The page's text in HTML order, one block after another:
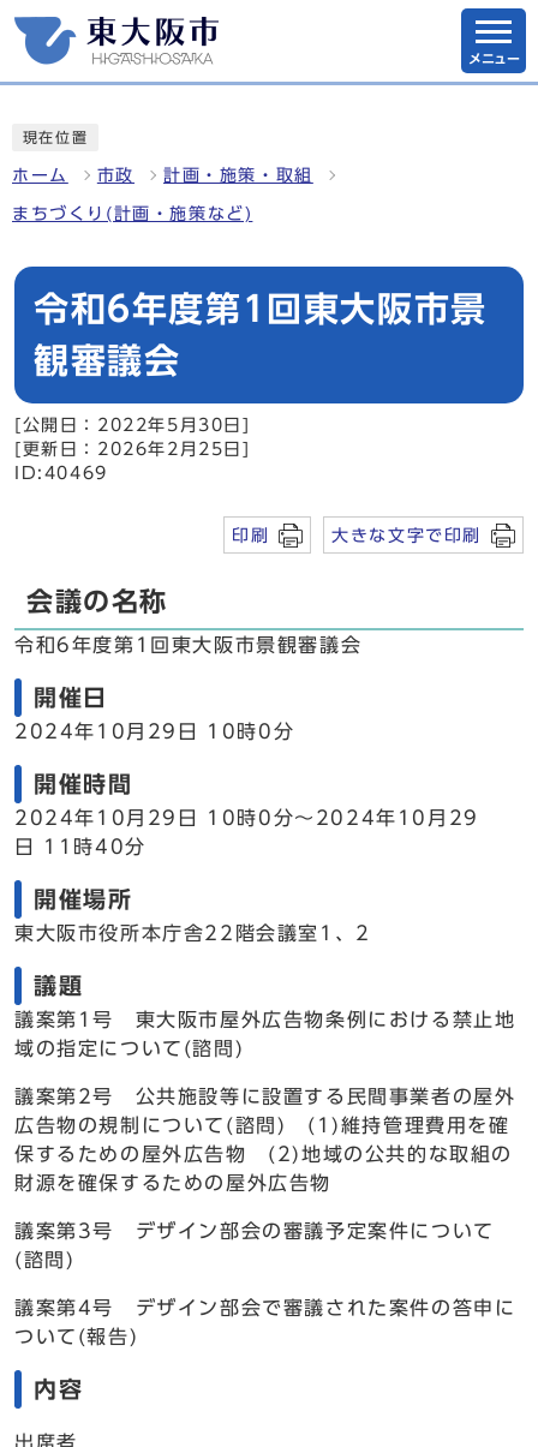
メニュー
現在位置
ホーム 市政 計画・施策・取組
まちづくり(計画・施策など)
令和6年度第1回東大阪市景
観審議会
[公開日：2022年5月30日]
[更新日：2026年2月25日]
ID:40469
印刷 大きな文字で印刷
会議の名称
令和6年度第1回東大阪市景観審議会
開催日
2024年10月29日 10時0分
開催時間
2024年10月29日 10時0分～2024年10月29
日 11時40分
開催場所
東大阪市役所本庁舎22階会議室1、2
議題
議案第1号 東大阪市屋外広告物条例における禁止地
域の指定について(諮問)
議案第2号 公共施設等に設置する民間事業者の屋外
広告物の規制について(諮問) (1)維持管理費用を確
保するための屋外広告物 (2)地域の公共的な取組の
財源を確保するための屋外広告物
議案第3号 デザイン部会の審議予定案件について
(諮問)
議案第4号 デザイン部会で審議された案件の答申に
ついて(報告)
内容
出席者